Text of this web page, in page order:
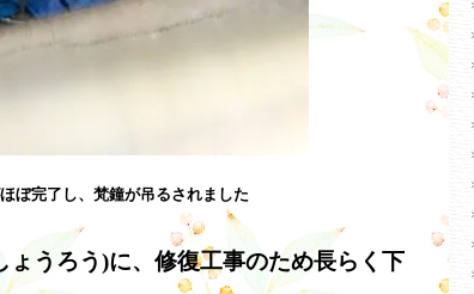
ぼ完了し、梵鐘が吊るされました
うろう)に、修復工事のため長らく下